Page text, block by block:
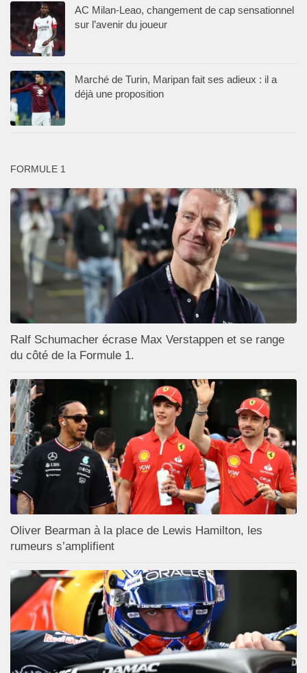
AC Milan-Leao, changement de cap sensationnel
sur l’avenir du joueur
Marché de Turin, Maripan fait ses adieux : il a
déjà une proposition
FORMULE 1
Ralf Schumacher écrase Max Verstappen et se range
du côté de la Formule 1.
Oliver Bearman à la place de Lewis Hamilton, les
rumeurs s’amplifient